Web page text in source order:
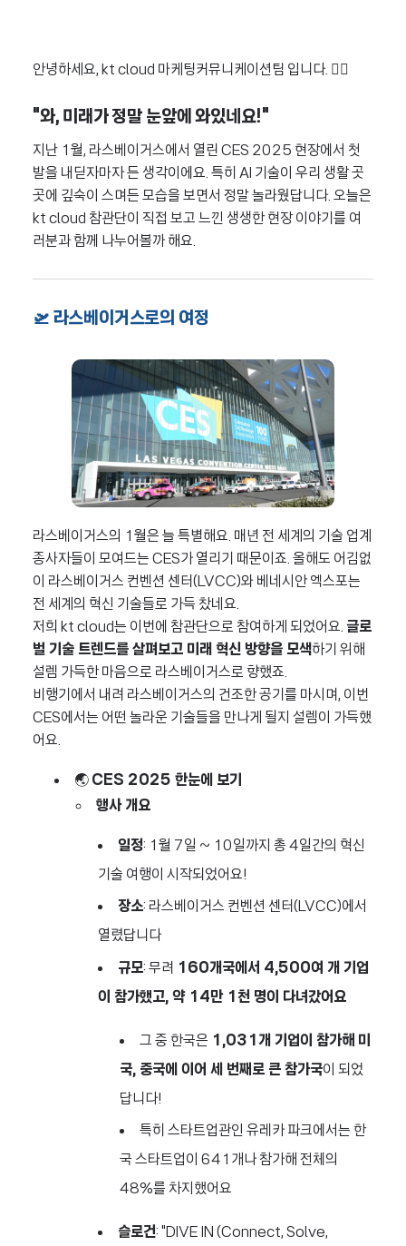
안녕하세요, kt cloud 마케팅커뮤니케이션팀 입니다. 🙋‍♂️
"와, 미래가 정말 눈앞에 와있네요!"
지난 1월, 라스베이거스에서 열린 CES 2025 현장에서 첫
발을 내딛자마자 든 생각이에요. 특히 AI 기술이 우리 생활 곳
곳에 깊숙이 스며든 모습을 보면서 정말 놀라웠답니다. 오늘은
kt cloud 참관단이 직접 보고 느낀 생생한 현장 이야기를 여
러분과 함께 나누어볼까 해요.
🛫 라스베이거스로의 여정
라스베이거스의 1월은 늘 특별해요. 매년 전 세계의 기술 업계
종사자들이 모여드는 CES가 열리기 때문이죠. 올해도 어김없
이 라스베이거스 컨벤션 센터(LVCC)와 베네시안 엑스포는
전 세계의 혁신 기술들로 가득 찼네요.
저희 kt cloud는 이번에 참관단으로 참여하게 되었어요. 글로
벌 기술 트렌드를 살펴보고 미래 혁신 방향을 모색하기 위해
설렘 가득한 마음으로 라스베이거스로 향했죠.
비행기에서 내려 라스베이거스의 건조한 공기를 마시며, 이번
CES에서는 어떤 놀라운 기술들을 만나게 될지 설렘이 가득했
어요.
🌏 CES 2025 한눈에 보기
행사 개요
일정: 1월 7일 ~ 10일까지 총 4일간의 혁신
기술 여행이 시작되었어요!
장소: 라스베이거스 컨벤션 센터(LVCC)에서
열렸답니다
규모: 무려 160개국에서 4,500여 개 기업
이 참가했고, 약 14만 1천 명이 다녀갔어요
그 중 한국은 1,031개 기업이 참가해 미
국, 중국에 이어 세 번째로 큰 참가국이 되었
답니다!
특히 스타트업관인 유레카 파크에서는 한
국 스타트업이 641개나 참가해 전체의
48%를 차지했어요
슬로건: "DIVE IN (Connect, Solve,